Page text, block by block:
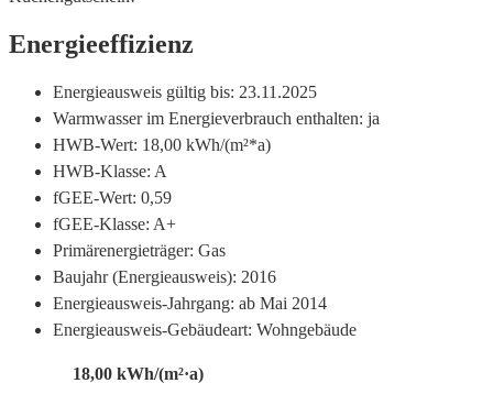
Energieeffizienz
Energieausweis gültig bis: 23.11.2025
Warmwasser im Energieverbrauch enthalten: ja
HWB-Wert: 18,00 kWh/(m²*a)
HWB-Klasse: A
fGEE-Wert: 0,59
fGEE-Klasse: A+
Primärenergieträger: Gas
Baujahr (Energieausweis): 2016
Energieausweis-Jahrgang: ab Mai 2014
Energieausweis-Gebäudeart: Wohngebäude
18,00 kWh/(m²·a)